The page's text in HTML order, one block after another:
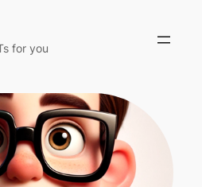
for you